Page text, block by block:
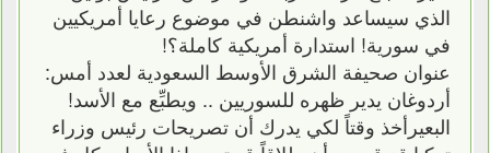
الذي سيساعد واشنطن في موضوع رعايا أمريكيين
في سورية! استدارة أمريكية كاملة؟!
عنوان صحيفة الشرق الأوسط السعودية لعدد أمس:
أردوغان يدير ظهره للسوريين .. ويطبِّع مع الأسد!
البعيرأخذ وقتاً لكي يدرك أن تصريحات رئيس وزراء